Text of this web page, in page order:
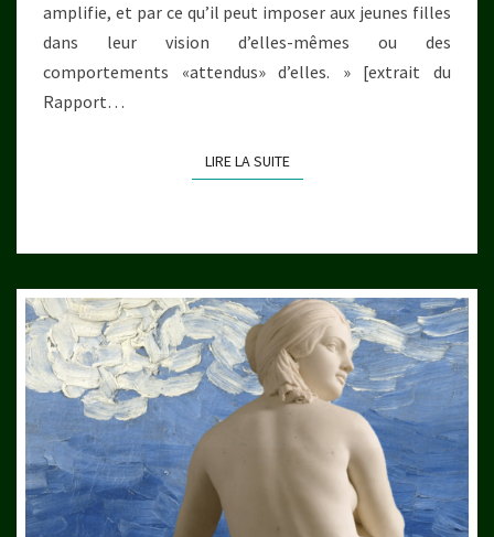
amplifie, et par ce qu’il peut imposer aux jeunes filles
dans leur vision d’elles-mêmes ou des
comportements «attendus» d’elles. » [extrait du
Rapport…
LIRE LA SUITELIRE LA SUITE